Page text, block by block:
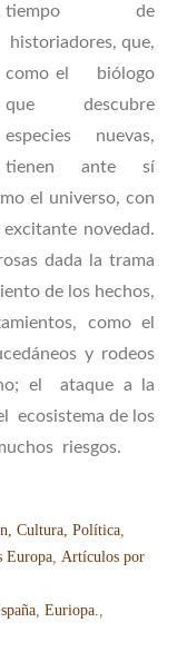
tiempo de
historiadores, que,
como el biólogo
que descubre
especies nuevas,
tienen ante sí
el universo, con
novedad.
dada la trama
de los hechos,
como el
y rodeos
el ataque a la
ecosistema de los
riesgos.
Cultura, Política
Europa Artículos por
Euriopa.